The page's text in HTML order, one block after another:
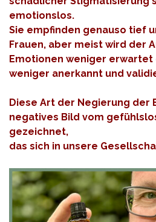
emotionslos.
Sie empfinden genauso tief
Frauen, aber meist wird der
Emotionen weniger
weniger anerkannt und
Diese Art der Negierung der
negatives Bild vom
gezeichnet,
das sich in unsere